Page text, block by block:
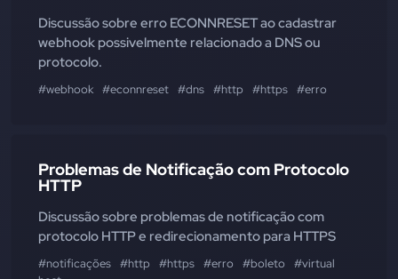
Discussão sobre erro ECONNRESET ao cadastrar
webhook possivelmente relacionado a DNS ou
protocolo.
#webhook #econnreset #dns #http #https #erro
Problemas de Notificação com Protocolo
HTTP
Discussão sobre problemas de notificação com
protocolo HTTP e redirecionamento para HTTPS
#notificações #http #https #erro #boleto
#virtual